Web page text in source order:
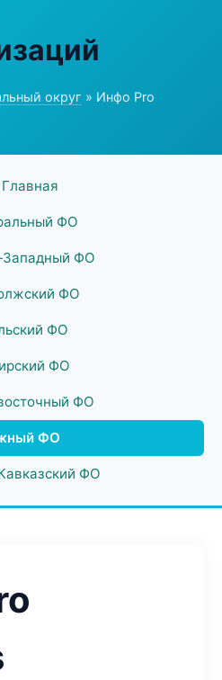
округ » Инфо Pro
Главная
ФО
Западный ФО
ФО
ФО
ФО
ФО
ФО
ФО